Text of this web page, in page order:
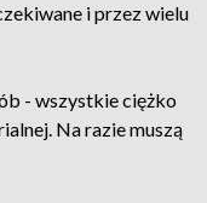
i przez wielu
- wszystkie ciężko
Na razie muszą